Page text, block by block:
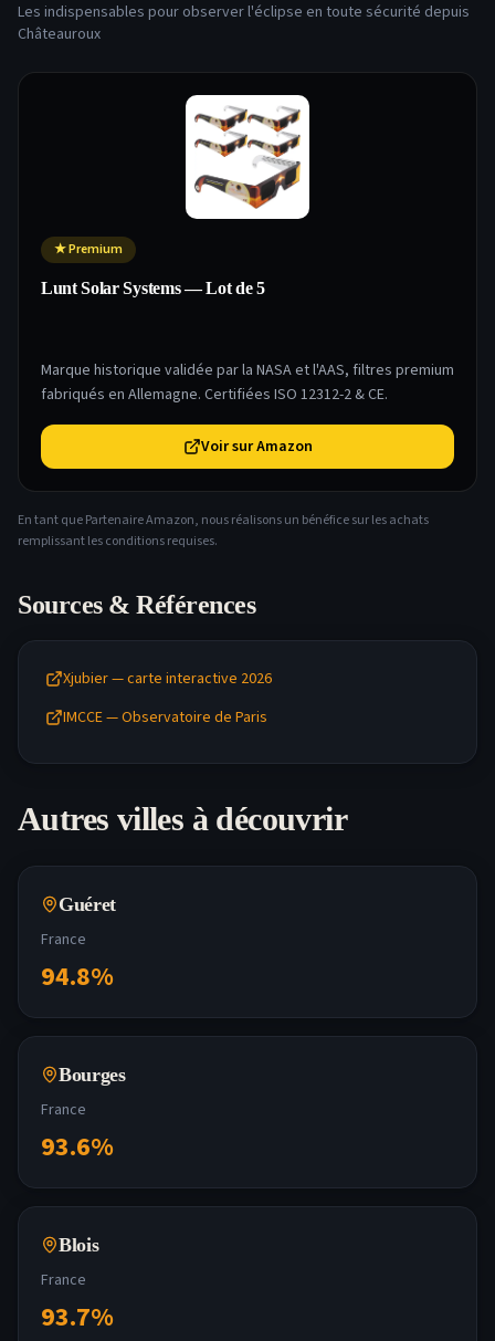
Les indispensables pour observer l'éclipse en toute sécurité depuis
Châteauroux
★Premium
Lunt Solar Systems — Lot de 5
Marque historique validée par la NASA et l'AAS, filtres premium
fabriqués en Allemagne. Certifiées ISO 12312-2 & CE.
Voir sur Amazon
En tant que Partenaire Amazon, nous réalisons un bénéfice sur les achats
remplissant les conditions requises.
Sources & Références
Xjubier — carte interactive 2026
IMCCE — Observatoire de Paris
Autres villes à découvrir
Guéret
France
94.8%
Bourges
France
93.6%
Blois
France
93.7%